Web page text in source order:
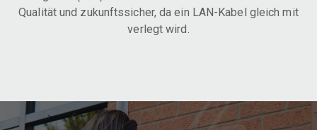
Qualität und zukunftssicher, da ein LAN-Kabel gleich mit
verlegt wird.